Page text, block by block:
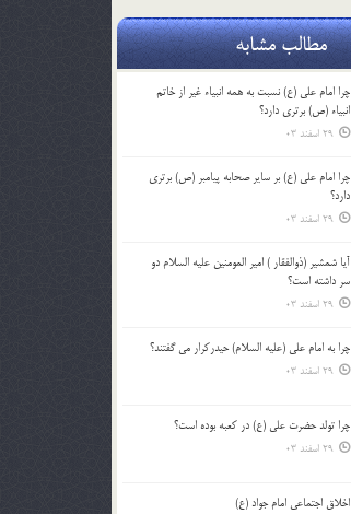
صدا
کلیدهای
مطالب مشابه
چرا امام علی (ع) نسبت به همه انبیاء غیر از خاتم
انبیاء (ص) برتری دارد؟
29 اسفند 03
چرا امام علی (ع) بر سایر صحابه پیامبر (ص) برتری
دارد؟
29 اسفند 03
آیا شمشیر (ذوالفقار ) امیر المومنین علیه السلام دو
سر داشته است؟
29 اسفند 03
چرا به امام علی (علیه السلام) حیدرکرار می گفتند؟
29 اسفند 03
چرا تولد حضرت علی (ع) در کعبه بوده است؟
29 اسفند 03
اخلاق اجتماعی امام جواد (ع)